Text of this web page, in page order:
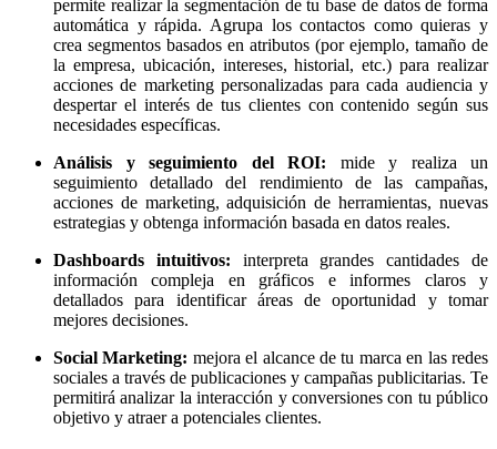
permite realizar la segmentación de tu base de datos de forma
automática y rápida. Agrupa los contactos como quieras y
crea segmentos basados en atributos (por ejemplo, tamaño de
la empresa, ubicación, intereses, historial, etc.) para realizar
acciones de marketing personalizadas para cada audiencia y
despertar el interés de tus clientes con contenido según sus
necesidades específicas.
Análisis y seguimiento del ROI: mide y realiza un
seguimiento detallado del rendimiento de las campañas,
acciones de marketing, adquisición de herramientas, nuevas
estrategias y obtenga información basada en datos reales.
Dashboards intuitivos: interpreta grandes cantidades de
información compleja en gráficos e informes claros y
detallados para identificar áreas de oportunidad y tomar
mejores decisiones.
Social Marketing: mejora el alcance de tu marca en las redes
sociales a través de publicaciones y campañas publicitarias. Te
permitirá analizar la interacción y conversiones con tu público
objetivo y atraer a potenciales clientes.